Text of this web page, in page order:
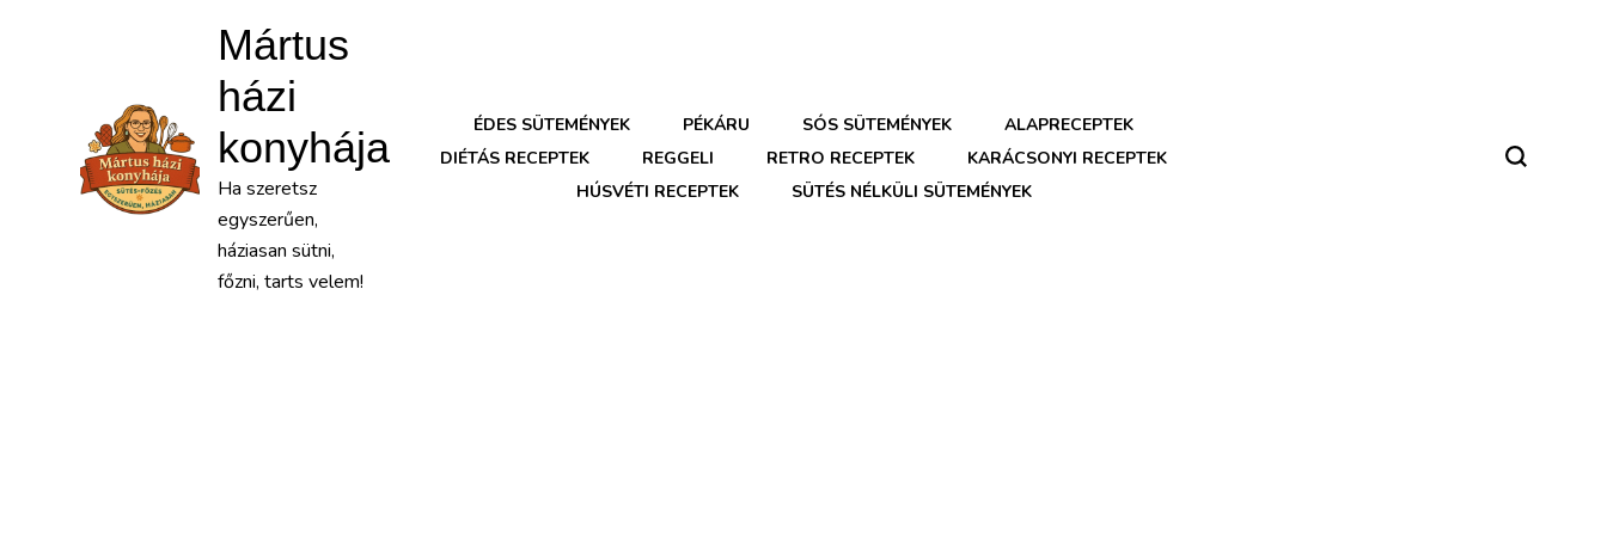
Mártus
házi
konyhája
Ha szeretsz
egyszerűen,
háziasan sütni,
főzni, tarts velem!
ÉDES SÜTEMÉNYEK PÉKÁRU SÓS SÜTEMÉNYEK
ALAPRECEPTEK
DIÉTÁS RECEPTEK
REGGELI RETRO RECEPTEK
KARÁCSONYI RECEPTEK
HÚSVÉTI RECEPTEK
SÜTÉS NÉLKÜLI SÜTEMÉNYEK